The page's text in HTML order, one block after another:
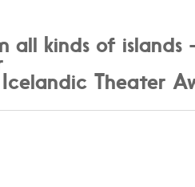
all kinds of
Theater